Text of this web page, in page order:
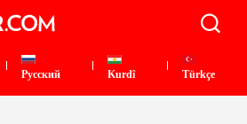
Pусский Kurdî Türkçe